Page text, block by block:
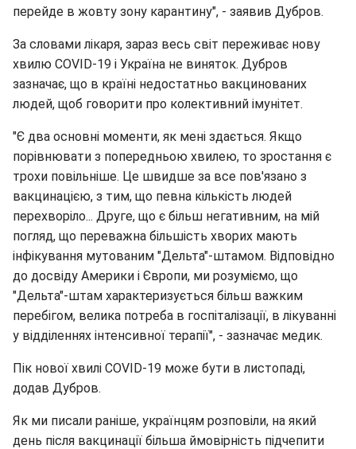
перейде в жовту зону карантину", - заявив Дубров.
За словами лікаря, зараз весь світ переживає нову
хвилю COVID-19 і Україна не виняток. Дубров
зазначає, що в країні недостатньо вакцинованих
людей, щоб говорити про колективний імунітет.
"Є два основні моменти, як мені здається. Якщо
порівнювати з попередньою хвилею, то зростання є
трохи повільніше. Це швидше за все пов'язано з
вакцинацією, з тим, що певна кількість людей
перехворіло... Друге, що є більш негативним, на мій
погляд, що переважна більшість хворих мають
інфікування мутованим "Дельта"-штамом. Відповідно
до досвіду Америки і Європи, ми розуміємо, що
"Дельта"-штам характеризується більш важким
перебігом, велика потреба в госпіталізації, в лікуванні
у відділеннях інтенсивної терапії", - зазначає медик.
Пік нової хвилі COVID-19 може бути в листопаді,
додав Дубров.
Як ми писали раніше, українцям розповіли, на який
день після вакцинації більша ймовірність підчепити